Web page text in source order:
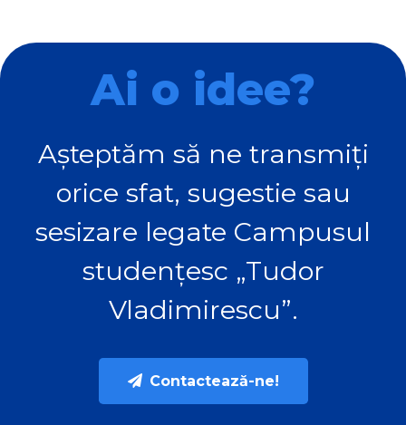
Ai o idee?
Așteptăm să ne transmiți
orice sfat, sugestie sau
sesizare legate Campusul
studențesc „Tudor
Vladimirescu”.
Contactează-ne!